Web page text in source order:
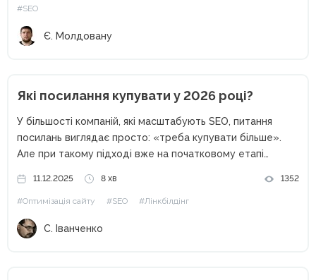
Ahrefs, Semrush або Serpstat. І...
#SEO
Є. Молдовану
Які посилання купувати у 2026 році?
У більшості компаній, які масштабують SEO, питання
посилань виглядає просто: «треба купувати більше».
Але при такому підході вже на початковому етапі
індексується, частина не дає ефекту, а іноді позиції
навіть просідають — бюджет зливається в...
11.12.2025 8 хв 1352
#Оптимізація сайту #SEO #Лінкбілдінг
С. Іванченко